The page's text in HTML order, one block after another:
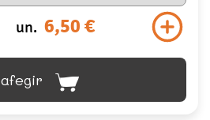
un. 6,50 €
afegir